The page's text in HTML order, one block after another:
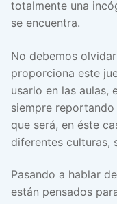
totalmente una
se encuentra.
No debemos
proporciona este
usarlo en las aulas,
siempre
que será, en éste
diferentes culturas,
Pasando a hablar
están pensados